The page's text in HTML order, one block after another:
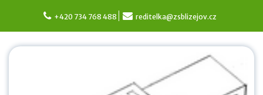
content
+420 734 768 488 reditelka@zsblizejov.cz